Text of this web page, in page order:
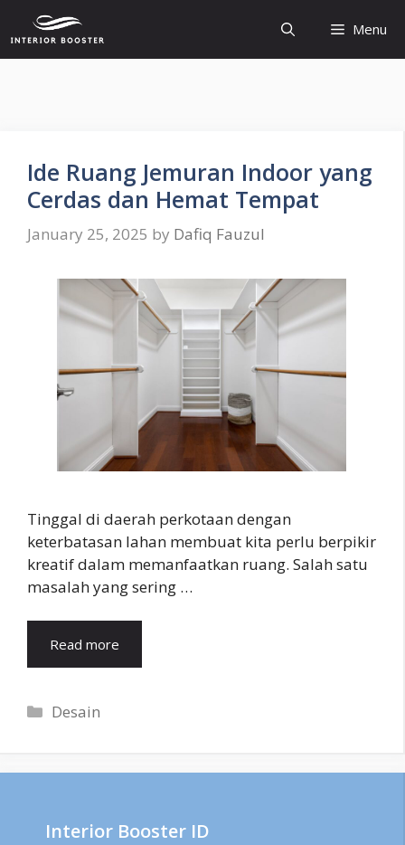
to
content
Menu
Ide Ruang Jemuran Indoor yang
Cerdas dan Hemat Tempat
January 25, 2025 by Dafiq Fauzul
Tinggal di daerah perkotaan dengan
keterbatasan lahan membuat kita perlu berpikir
kreatif dalam memanfaatkan ruang. Salah satu
masalah yang sering …
Read more
Categories
Desain
Interior Booster ID